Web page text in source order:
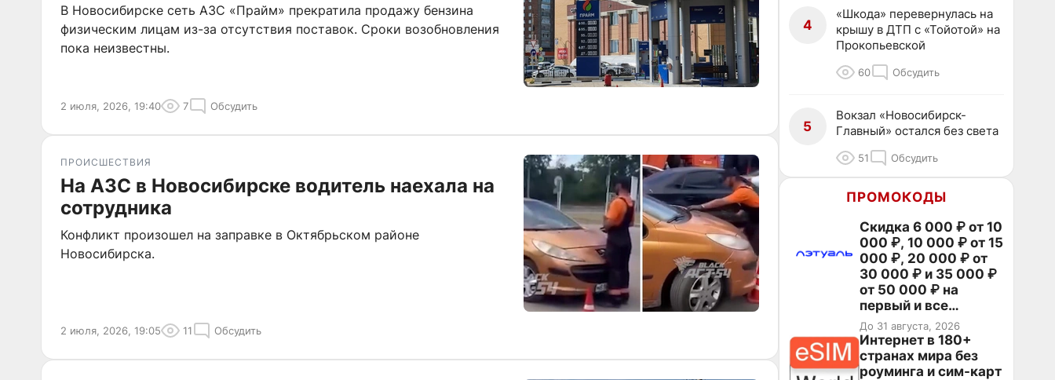
В Новосибирске сеть АЗС «Прайм» прекратила продажу бензина
физическим лицам из-за отсутствия поставок. Сроки возобновления
пока неизвестны.
2 июля, 2026, 19:40 7 Обсудить
ПРОИСШЕСТВИЯ
На АЗС в Новосибирске водитель наехала на
сотрудника
Конфликт произошел на заправке в Октябрьском районе
Новосибирска.
2 июля, 2026, 19:05 11 Обсудить
4
«Шкода» перевернулась на
крышу в ДТП с «Тойотой» на
Прокопьевской
60 Обсудить
5
Вокзал «Новосибирск-
Главный» остался без света
51 Обсудить
ПРОМОКОДЫ
Скидка 6 000 ₽ от 10
000 ₽, 10 000 ₽ от 15
000 ₽, 20 000 ₽ от
30 000 ₽ и 35 000 ₽
от 50 000 ₽ на
первый и все
повторные заказы по
промокоду НАБЕРИ
До 31 августа, 2026
Интернет в 180+
странах мира без
роуминга и сим-карт